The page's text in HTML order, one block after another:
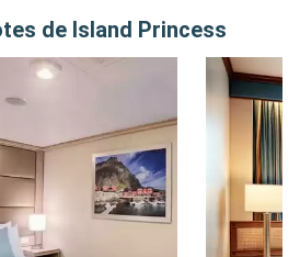
de Island Princess